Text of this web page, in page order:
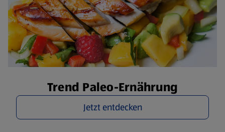
Trend Paleo-Ernährung
Jetzt entdecken